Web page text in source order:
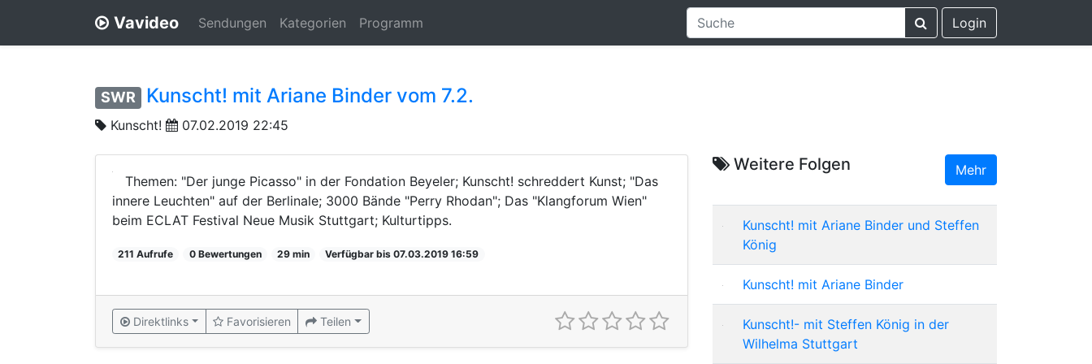
Vavideo Sendungen Kategorien Programm Login
SWR Kunscht! mit Ariane Binder vom 7.2.
Kunscht! 07.02.2019 22:45
Themen: "Der junge Picasso" in der Fondation Beyeler; Kunscht! schreddert Kunst; "Das
innere Leuchten" auf der Berlinale; 3000 Bände "Perry Rhodan"; Das "Klangforum Wien"
beim ECLAT Festival Neue Musik Stuttgart; Kulturtipps.
211 Aufrufe 0 Bewertungen 29 min Verfügbar bis 07.03.2019 16:59
Direktlinks Favorisieren Teilen
Weitere Folgen Mehr
Kunscht! mit Ariane Binder und Steffen
König
Kunscht! mit Ariane Binder
Kunscht!- mit Steffen König in der
Wilhelma Stuttgart